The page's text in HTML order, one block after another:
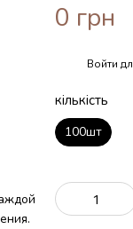
0 грн
Войти
кількість
100шт